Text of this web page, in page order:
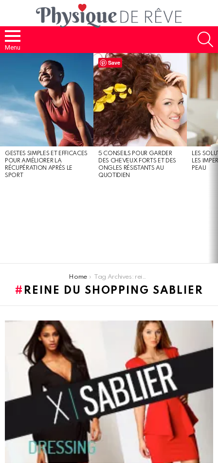
Menu
GESTES SIMPLES ET EFFICACES
POUR AMÉLIORER LA
RÉCUPÉRATION APRÈS LE
SPORT
5 CONSEILS POUR GARDER
DES CHEVEUX FORTS ET DES
ONGLES RÉSISTANTS AU
QUOTIDIEN
LES
LES
PEAU
Home Tag Archives: reine du shopping sablier
REINE DU SHOPPING SABLIER
LATEST
STORIES
Save